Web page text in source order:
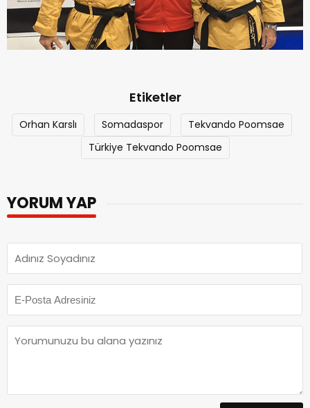
Etiketler
Orhan Karslı Somadaspor
Tekvando Poomsae
Türkiye Tekvando Poomsae
YORUM YAP